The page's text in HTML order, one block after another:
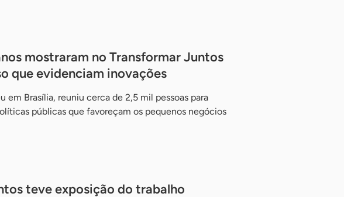
mostraram no Transformar Juntos
que evidenciam inovações
em Brasília, reuniu cerca de 2,5 mil pessoas para
públicas que favoreçam os pequenos negócios
teve exposição do trabalho